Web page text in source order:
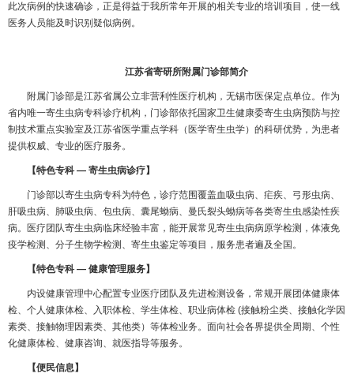
此次病例的快速确诊，正是得益于我所常年开展的相关专业的培训项目，使一线
医务人员能及时识别疑似病例。
江苏省寄研所附属门诊部简介
附属门诊部是江苏省属公立非营利性医疗机构，无锡市医保定点单位。作为
省内唯一寄生虫病专科诊疗机构，门诊部依托国家卫生健康委寄生虫病预防与控
制技术重点实验室及江苏省医学重点学科（医学寄生虫学）的科研优势，为患者
提供权威、专业的医疗服务。
【特色专科 — 寄生虫病诊疗】
门诊部以寄生虫病专科为特色，诊疗范围覆盖血吸虫病、疟疾、弓形虫病、
肝吸虫病、肺吸虫病、包虫病、囊尾蚴病、曼氏裂头蚴病等各类寄生虫感染性疾
病。医疗团队寄生虫病临床经验丰富，能开展常见寄生虫病病原学检测，体液免
疫学检测、分子生物学检测、寄生虫鉴定等项目，服务患者遍及全国。
【特色专科 — 健康管理服务】
内设健康管理中心配置专业医疗团队及先进检测设备，常规开展团体健康体
检、个人健康体检、入职体检、学生体检、职业病体检 (接触粉尘类、接触化学因
素类、接触物理因素类、其他类）等体检业务。面向社会各界提供全周期、个性
化健康体检、健康咨询、就医指导等服务。
【便民信息】